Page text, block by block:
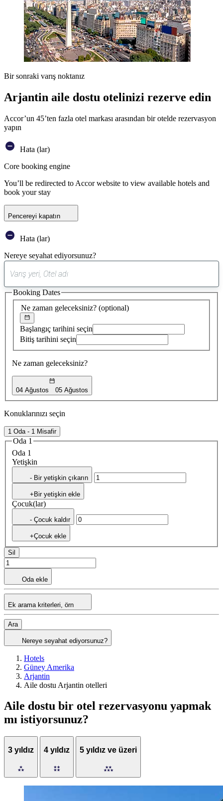
Bir sonraki varış noktanız
Arjantin aile dostu otelinizi rezerve edin
Accor’un 45’ten fazla otel markası arasından bir otelde rezervasyon
yapın
Hata (lar)
Core booking engine
You’ll be redirected to Accor website to view available hotels and
book your stay
Pencereyi kapatın
Hata (lar)
Nereye seyahat ediyorsunuz?
öneri
bulundu
Ne zaman geleceksiniz? (optional)
Başlangıç tarihini seçin
Bitiş tarihini seçin
Ne zaman geleceksiniz?
04 Ağustos 05 Ağustos
Booking Dates
Konuklarınızı seçin
1 Oda - 1 Misafir
Oda 1
Oda 1
Yetişkin
- Bir yetişkin çıkarın
+Bir yetişkin ekle
Çocuk(lar)
- Çocuk kaldır
+Çocuk ekle
Sil
Oda ekle
Ek arama kriterleri, örn
Ara
Nereye seyahat ediyorsunuz?
Hotels
Güney Amerika
Arjantin
Aile dostu Arjantin otelleri
Aile dostu bir otel rezervasyonu yapmak
mı istiyorsunuz?
3 yıldız 4 yıldız 5 yıldız ve üzeri